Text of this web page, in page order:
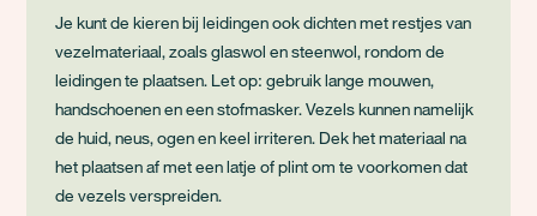
Je kunt de kieren bij leidingen ook dichten met restjes van
vezelmateriaal, zoals glaswol en steenwol, rondom de
leidingen te plaatsen. Let op: gebruik lange mouwen,
handschoenen en een stofmasker. Vezels kunnen namelijk
de huid, neus, ogen en keel irriteren. Dek het materiaal na
het plaatsen af met een latje of plint om te voorkomen dat
de vezels verspreiden.